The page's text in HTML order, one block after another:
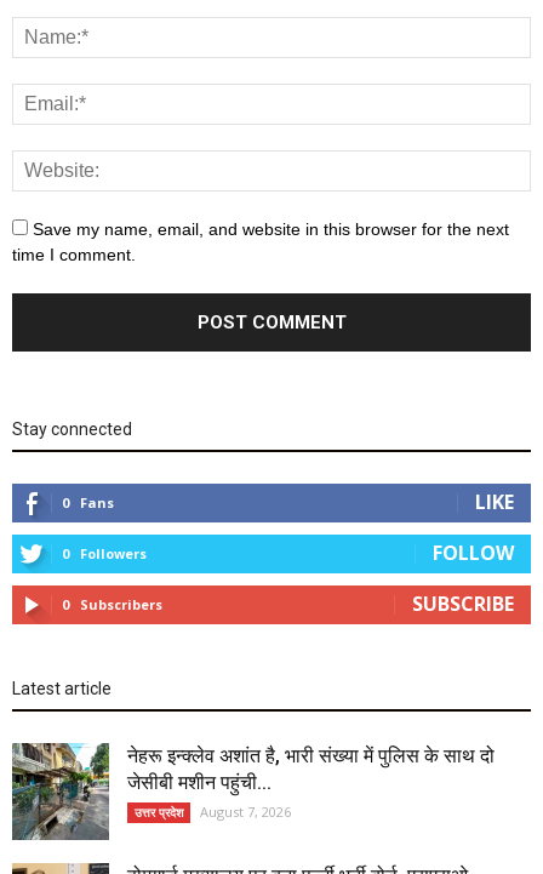
Save my name, email, and website in this browser for the next
time I comment.
Stay connected
0 Fans LIKE
0 Followers FOLLOW
0 Subscribers SUBSCRIBE
Latest article
नेहरू इन्क्लेव अशांत है, भारी संख्या में पुलिस के साथ दो
जेसीबी मशीन पहुंची...
उत्तर प्रदेश August 7, 2026